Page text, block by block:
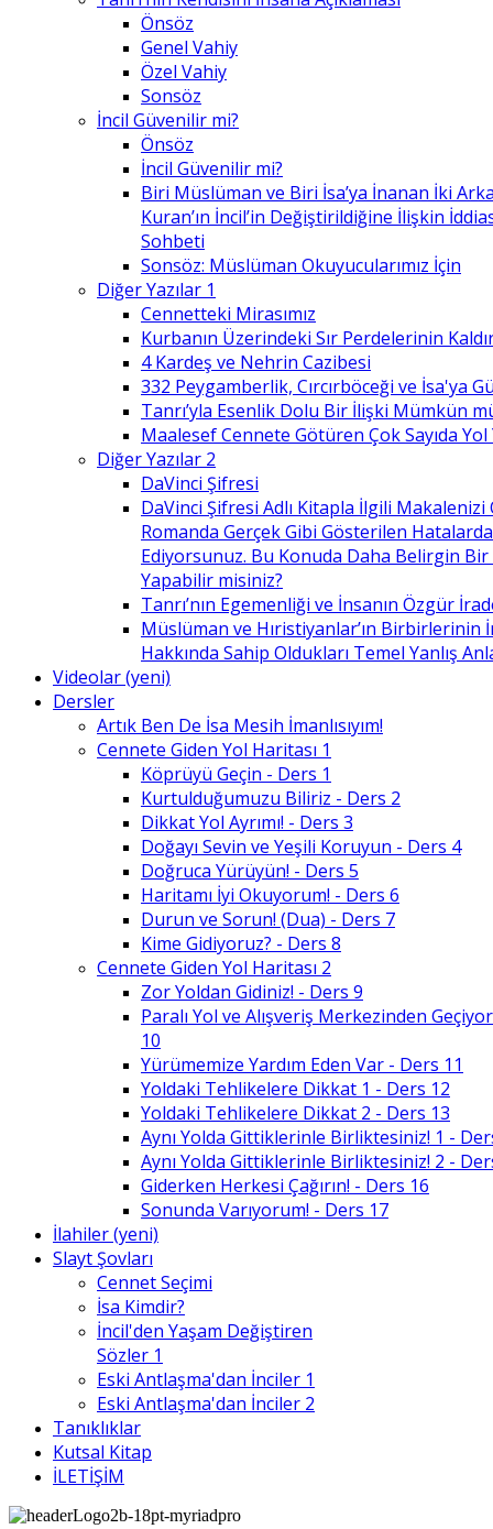
Önsöz
Genel Vahiy
Özel Vahiy
Sonsöz
İncil Güvenilir mi?
Önsöz
İncil Güvenilir mi?
Biri Müslüman ve Biri İsa’ya İnanan İki
Kuran’ın İncil’in Değiştirildiğine İlişkin
Sohbeti
Sonsöz: Müslüman Okuyucularımız İçin
Diğer Yazılar 1
Cennetteki Mirasımız
Kurbanın Üzerindeki Sır Perdelerinin
4 Kardeş ve Nehrin Cazibesi
332 Peygamberlik, Cırcırböceği ve İsa'ya
Tanrı’yla Esenlik Dolu Bir İlişki Mümkün
Maalesef Cennete Götüren Çok Sayıda
Diğer Yazılar 2
DaVinci Şifresi
DaVinci Şifresi Adlı Kitapla İlgili Makalenizi
Romanda Gerçek Gibi Gösterilen
Ediyorsunuz. Bu Konuda Daha Belirgin Bir
Yapabilir misiniz?
Tanrı’nın Egemenliği ve İnsanın Özgür
Müslüman ve Hıristiyanlar’ın Birbirlerinin
Hakkında Sahip Oldukları Temel Yanlış
Videolar (yeni)
Dersler
Artık Ben De İsa Mesih İmanlısıyım!
Cennete Giden Yol Haritası 1
Köprüyü Geçin - Ders 1
Kurtulduğumuzu Biliriz - Ders 2
Dikkat Yol Ayrımı! - Ders 3
Doğayı Sevin ve Yeşili Koruyun - Ders 4
Doğruca Yürüyün! - Ders 5
Haritamı İyi Okuyorum! - Ders 6
Durun ve Sorun! (Dua) - Ders 7
Kime Gidiyoruz? - Ders 8
Cennete Giden Yol Haritası 2
Zor Yoldan Gidiniz! - Ders 9
Paralı Yol ve Alışveriş Merkezinden
10
Yürümemize Yardım Eden Var - Ders 11
Yoldaki Tehlikelere Dikkat 1 - Ders 12
Yoldaki Tehlikelere Dikkat 2 - Ders 13
Aynı Yolda Gittiklerinle Birliktesiniz! 1 -
Aynı Yolda Gittiklerinle Birliktesiniz! 2 -
Giderken Herkesi Çağırın! - Ders 16
Sonunda Varıyorum! - Ders 17
İlahiler (yeni)
Slayt Şovları
Cennet Seçimi
İsa Kimdir?
İncil'den Yaşam Değiştiren
Sözler 1
Eski Antlaşma'dan İnciler 1
Eski Antlaşma'dan İnciler 2
Tanıklıklar
Kutsal Kitap
İLETİŞİM